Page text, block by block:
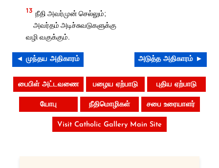
13 நீதி அவர்முன் செல்லும்;
அவர்தம் அடிச்சுவடுகளுக்கு
வழி வகுக்கும்.
◄ முந்தய அதிகாரம் அடுத்த அதிகாரம் ►
பைபிள் அட்டவணை பழைய ஏற்பாடு புதிய ஏற்பாடு
யோபு நீதிமொழிகள் சபை உரையாளர்
Visit Catholic Gallery Main Site